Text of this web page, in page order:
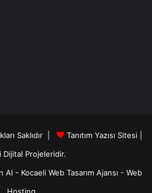
Saklıdır |
Tanıtım Yazısı Sitesi |
Dijital Projeleridir.
Al - Kocaeli Web Tasarım Ajansı - Web
Hosting